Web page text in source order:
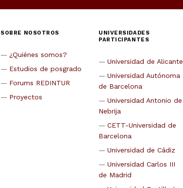
SOBRE NOSOTROS
¿Quiénes somos?
Estudios de posgrado
Forums REDINTUR
Proyectos
UNIVERSIDADES
PARTICIPANTES
Universidad de Alicante
Universidad Autónoma
de Barcelona
Universidad Antonio de
Nebrija
CETT-Universidad de
Barcelona
Universidad de Cádiz
Universidad Carlos III
de Madrid